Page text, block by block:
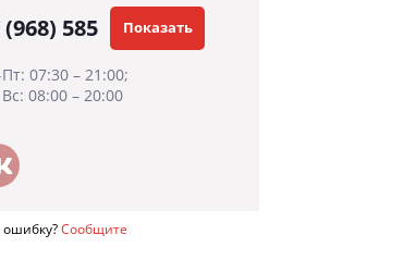
(968) 585 Показать
07:30 – 21:00;
08:00 – 20:00
Сообщите